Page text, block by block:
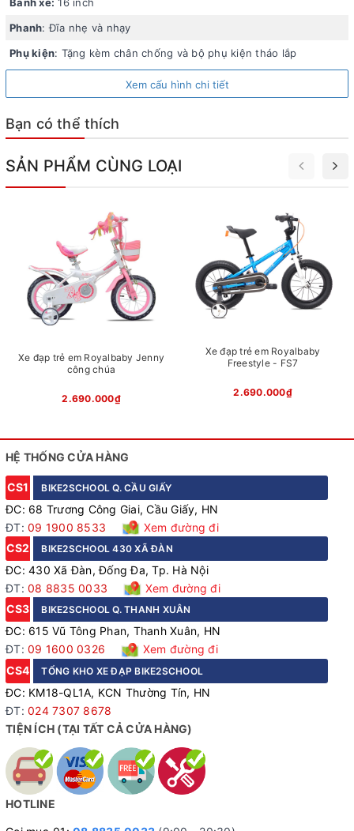
Phanh: Đĩa nhẹ và nhạy
Phụ kiện: Tặng kèm chân chống và bộ phụ kiện tháo lắp
Xem cấu hình chi tiết
Bạn có thể thích
SẢN PHẨM CÙNG LOẠI
Xe đạp trẻ em Royalbaby Jenny
công chúa
2.690.000₫
Xe đạp trẻ em Royalbaby
Freestyle - FS7
2.690.000₫
HỆ THỐNG CỬA HÀNG
CS1 BIKE2SCHOOL Q. CẦU GIẤY
ĐC: 68 Trương Công Giai, Cầu Giấy, HN
ĐT: 09 1900 8533
Xem đường đi
CS2
BIKE2SCHOOL 430 XÃ ĐÀN
ĐC: 430 Xã Đàn, Đống Đa, Tp. Hà Nội
ĐT: 08 8835 0033
Xem đường đi
CS3
BIKE2SCHOOL Q. THANH XUÂN
ĐC: 615 Vũ Tông Phan, Thanh Xuân, HN
ĐT: 09 1600 0326
Xem đường đi
CS4
TỔNG KHO XE ĐẠP BIKE2SCHOOL
ĐC: KM18-QL1A, KCN Thường Tín, HN
ĐT: 024 7307 8678
TIỆN ÍCH (TẠI TẤT CẢ CỬA HÀNG)
HOTLINE